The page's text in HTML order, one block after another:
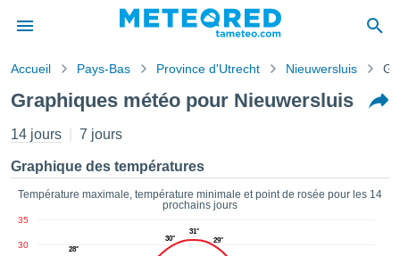
de
a
par
des
Accueil Pays-Bas Province d'Utrecht Nieuwersluis
Graphiques météo pour Nieuwersluis
14 jours 7 jours
Graphique des températures
Température maximale, température minimale et point de rosée pour les 14
prochains jours
30
35
28°
30°
31°
29°